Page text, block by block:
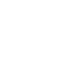
истории,
шаржи, стихи,